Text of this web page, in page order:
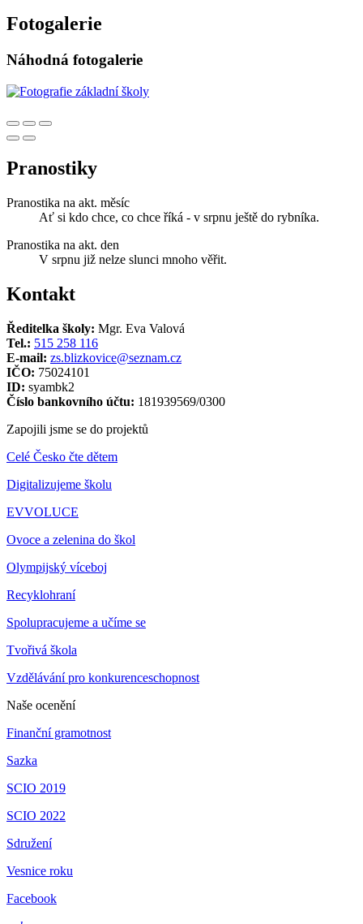
Fotogalerie
Náhodná fotogalerie
Pranostiky
Pranostika na akt. měsíc
Ať si kdo chce, co chce říká - v srpnu ještě do rybníka.
Pranostika na akt. den
V srpnu již nelze slunci mnoho věřit.
Kontakt
Ředitelka školy: Mgr. Eva Valová
Tel.: 515 258 116
E-mail: zs.blizkovice@seznam.cz
IČO: 75024101
ID: syambk2
Číslo bankovního účtu: 181939569/0300
Zapojili jsme se do projektů
Celé Česko čte dětem
Digitalizujeme školu
EVVOLUCE
Ovoce a zelenina do škol
Olympijský víceboj
Recyklohraní
Spolupracujeme a učíme se
Tvořivá škola
Vzdělávání pro konkurenceschopnost
Naše ocenění
Finanční gramotnost
Sazka
SCIO 2019
SCIO 2022
Sdružení
Vesnice roku
Facebook